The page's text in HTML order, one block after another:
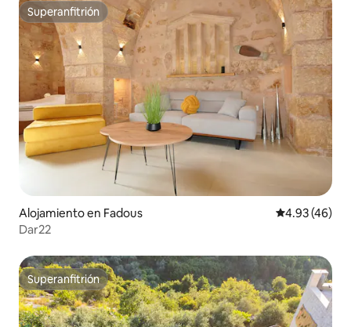
Superanfitrión
Superanfitrión
Alojamiento en Fadous Calificación
4.93 (46)
Dar22
Superanfitrión
Superanfitrión